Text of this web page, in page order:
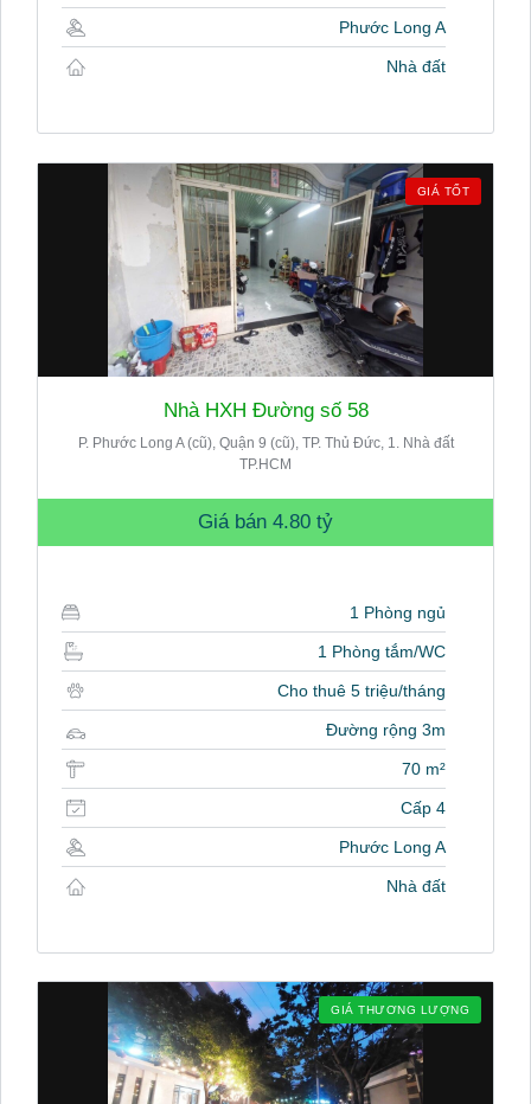
Phước Long A
Nhà đất
GIÁ TỐT
Nhà HXH Đường số 58
P. Phước Long A (cũ), Quận 9 (cũ), TP. Thủ Đức, 1. Nhà đất
TP.HCM
Giá bán 4.80 tỷ
1 Phòng ngủ
1 Phòng tắm/WC
Cho thuê 5 triệu/tháng
Đường rộng 3m
70 m²
Cấp 4
Phước Long A
Nhà đất
GIÁ THƯƠNG LƯỢNG